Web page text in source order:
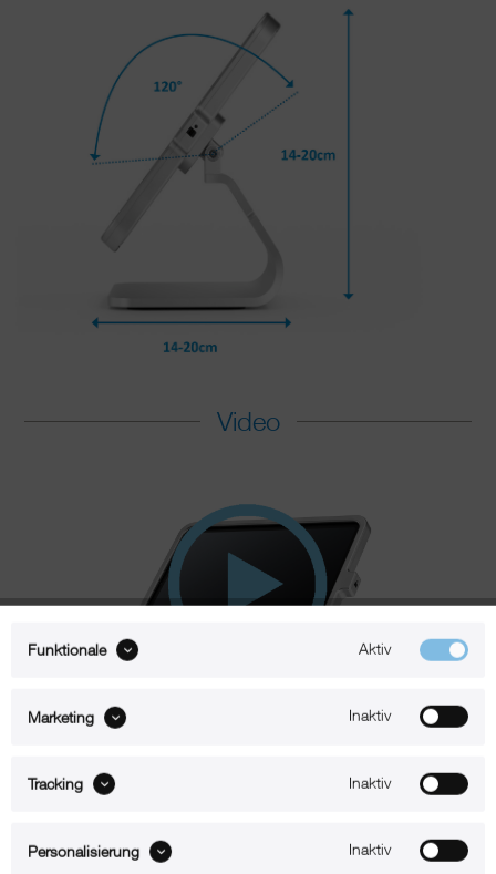
Video
Beschreibung
Funktionale Aktiv
Marketing Inaktiv
Tracking Inaktiv
Personalisierung Inaktiv